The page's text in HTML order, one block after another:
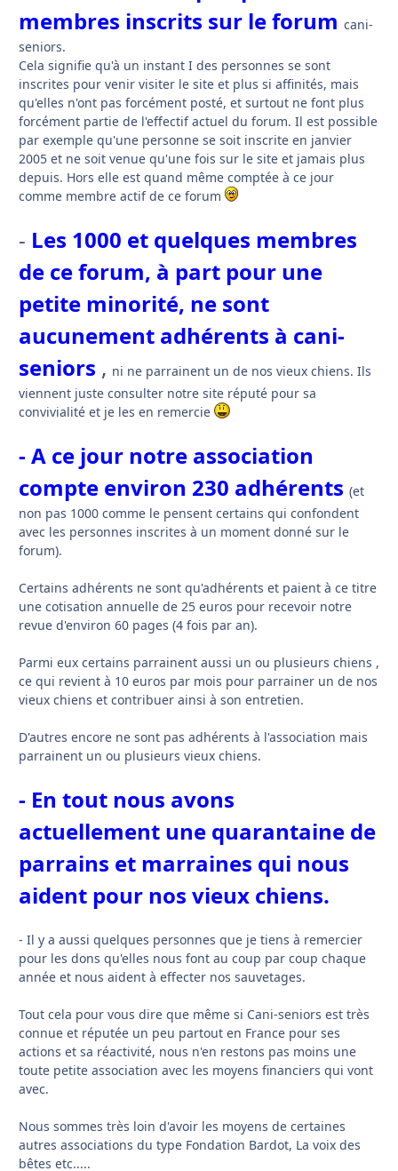
membres inscrits sur le forum cani-
seniors.
Cela signifie qu'à un instant I des personnes se sont
inscrites pour venir visiter le site et plus si affinités, mais
qu'elles n'ont pas forcément posté, et surtout ne font plus
forcément partie de l'effectif actuel du forum. Il est possible
par exemple qu'une personne se soit inscrite en janvier
2005 et ne soit venue qu'une fois sur le site et jamais plus
depuis. Hors elle est quand même comptée à ce jour
comme membre actif de ce forum
- Les 1000 et quelques membres
de ce forum, à part pour une
petite minorité, ne sont
aucunement adhérents à cani-
seniors , ni ne parrainent un de nos vieux chiens. Ils
viennent juste consulter notre site réputé pour sa
convivialité et je les en remercie
- A ce jour notre association
compte environ 230 adhérents (et
non pas 1000 comme le pensent certains qui confondent
avec les personnes inscrites à un moment donné sur le
forum).
Certains adhérents ne sont qu'adhérents et paient à ce titre
une cotisation annuelle de 25 euros pour recevoir notre
revue d'environ 60 pages (4 fois par an).
Parmi eux certains parrainent aussi un ou plusieurs chiens ,
ce qui revient à 10 euros par mois pour parrainer un de nos
vieux chiens et contribuer ainsi à son entretien.
D'autres encore ne sont pas adhérents à l'association mais
parrainent un ou plusieurs vieux chiens.
- En tout nous avons
actuellement une quarantaine de
parrains et marraines qui nous
aident pour nos vieux chiens.
- Il y a aussi quelques personnes que je tiens à remercier
pour les dons qu'elles nous font au coup par coup chaque
année et nous aident à effecter nos sauvetages.
Tout cela pour vous dire que même si Cani-seniors est très
connue et réputée un peu partout en France pour ses
actions et sa réactivité, nous n'en restons pas moins une
toute petite association avec les moyens financiers qui vont
avec.
Nous sommes très loin d'avoir les moyens de certaines
autres associations du type Fondation Bardot, La voix des
bêtes etc.....